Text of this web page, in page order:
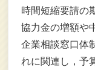
時間短縮要請の
協力金の増額や
企業相談窓口体
れに関連し，予